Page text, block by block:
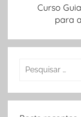
Curso
para
Pesquisar